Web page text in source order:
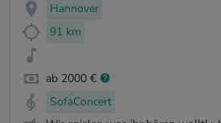
Hannover
91 km
ab 2000 €
SofaConcert